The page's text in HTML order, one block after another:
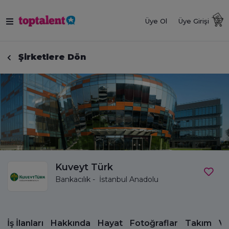
Üye Ol Üye Girişi
Şirketlere Dön
Kuveyt Türk
Bankacılık - İstanbul Anadolu
İş İlanları Hakkında Hayat Fotoğraflar Takım